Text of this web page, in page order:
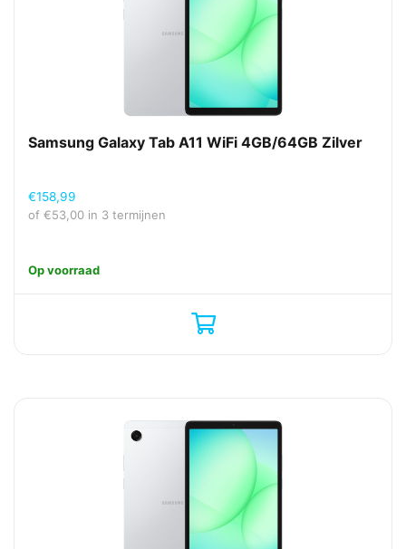
Samsung Galaxy Tab A11 WiFi 4GB/64GB Zilver
€158,99
of €53,00 in 3 termijnen
Op voorraad